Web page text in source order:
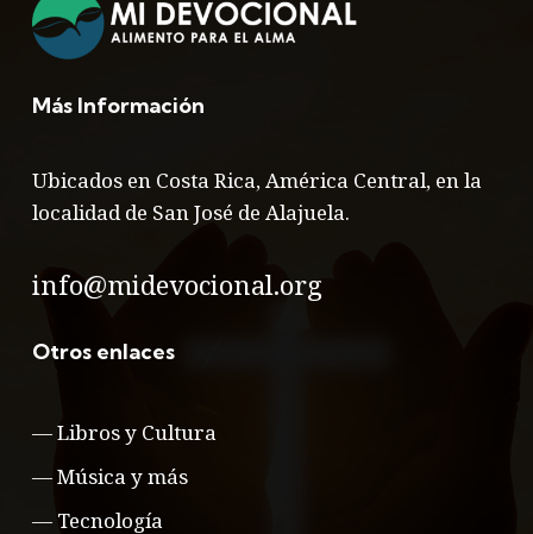
Más Información
Ubicados en Costa Rica, América Central, en la
localidad de San José de Alajuela.
info@midevocional.org
Otros enlaces
—Libros y Cultura
—Música y más
— Tecnología